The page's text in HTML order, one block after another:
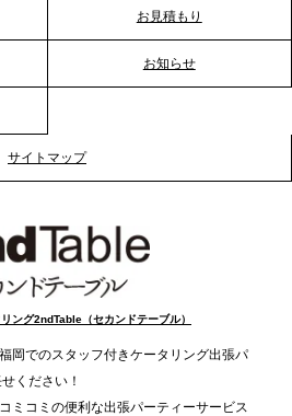
リング」で、社内コミュニケ
「1DISH」が紹介され
お見積もり
お知らせ
サイトマップ
ング2ndTable（セカンドテーブル）
岡でのスタッフ付きケータリング出張パ
ください！
ミコミの便利な出張パーティーサービス